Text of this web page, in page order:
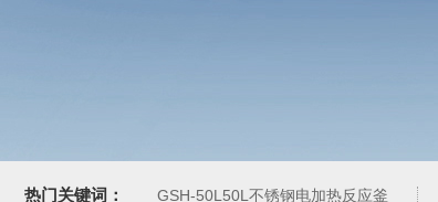
热门关键词： GSH-50L50L不锈钢电加热反应釜